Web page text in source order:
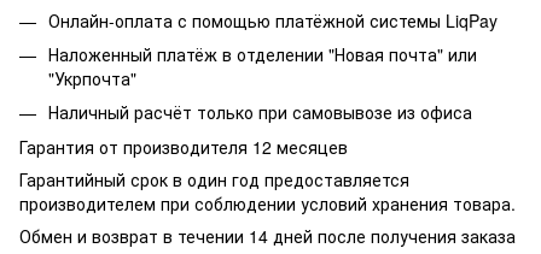
Онлайн-оплата с помощью платёжной системы LiqPay
Наложенный платёж в отделении "Новая почта" или
"Укрпочта"
Наличный расчёт только при самовывозе из офиса
Гарантия от производителя 12 месяцев
Гарантийный срок в один год предоставляется
производителем при соблюдении условий хранения товара.
Обмен и возврат в течении 14 дней после получения заказа